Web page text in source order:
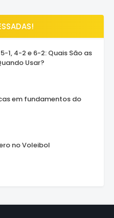
1, 4-2 e 6-2: Quais São as
Usar?
em fundamentos do
no Voleibol